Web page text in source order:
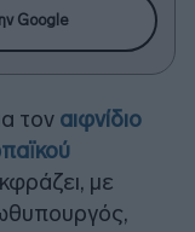
Google
τον αιφνίδιο
με